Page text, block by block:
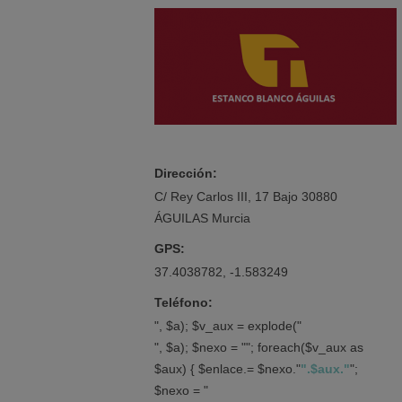
Dirección:
C/ Rey Carlos III, 17 Bajo 30880
ÁGUILAS Murcia
GPS:
37.4038782, -1.583249
Teléfono:
", $a); $v_aux = explode("
", $a); $nexo = ""; foreach($v_aux as
$aux) { $enlace.= $nexo."".$aux."";
$nexo = "